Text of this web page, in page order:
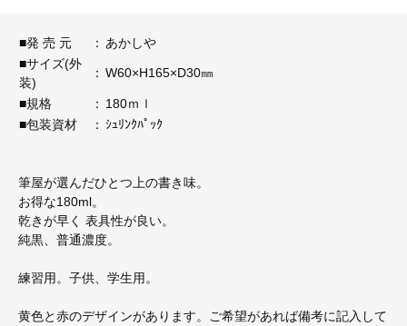
■発 売 元 ： あかしや
■サイズ(外
装)
： W60×H165×D30㎜
■規格 ： 180ｍｌ
■包装資材
： ｼｭﾘﾝｸﾊﾟｯｸ
筆屋が選んだひとつ上の書き味。
お得な180ml。
乾きが早く 表具性が良い。
純黒、普通濃度。
練習用。子供、学生用。
黄色と赤のデザインがあります。ご希望があれば備考に記入して